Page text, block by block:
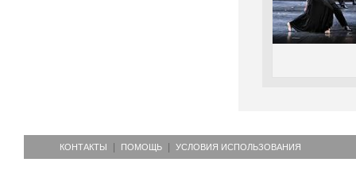
КОНТАКТЫ ПОМОЩЬ УСЛОВИЯ ИСПОЛЬЗОВАНИЯ